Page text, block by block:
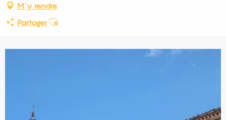
M'y rendre
PartagerAjouter aux favoris